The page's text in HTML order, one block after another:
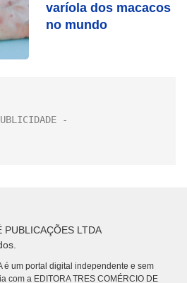
varíola dos macacos
no mundo
LTDA
é um portal digital independente e sem
com a EDITORA TRES COMÉRCIO DE